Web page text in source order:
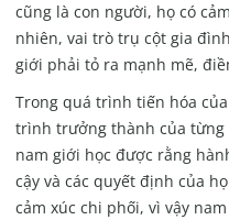
cũng là con người, họ có
nhiên, vai trò trụ cột gia
giới phải tỏ ra mạnh mẽ,
Trong quá trình tiến hóa
trình trưởng thành của
nam giới học được rằng
cậy và các quyết định của
cảm xúc chi phối, vì vậy